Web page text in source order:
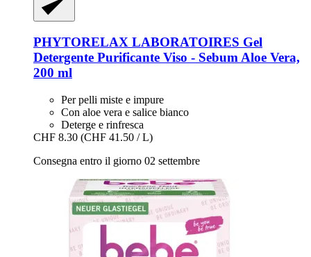
PHYTORELAX LABORATOIRES Gel
Detergente Purificante Viso -​ Sebum Aloe Vera,
200 ml
Per pelli miste e impure
Con aloe vera e salice bianco
Deterge e rinfresca
CHF 8.30 (CHF 41.50 / L)
Consegna entro il giorno 02 settembre